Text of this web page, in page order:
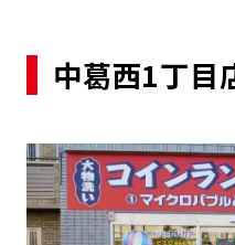
お
よ
中葛西1丁目